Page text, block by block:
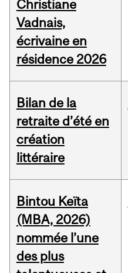
Christiane
Vadnais,
écrivaine en
résidence 2026
Bilan de la
retraite d’été en
création
littéraire
Bintou Keïta
(MBA, 2026)
nommée l’une
des plus